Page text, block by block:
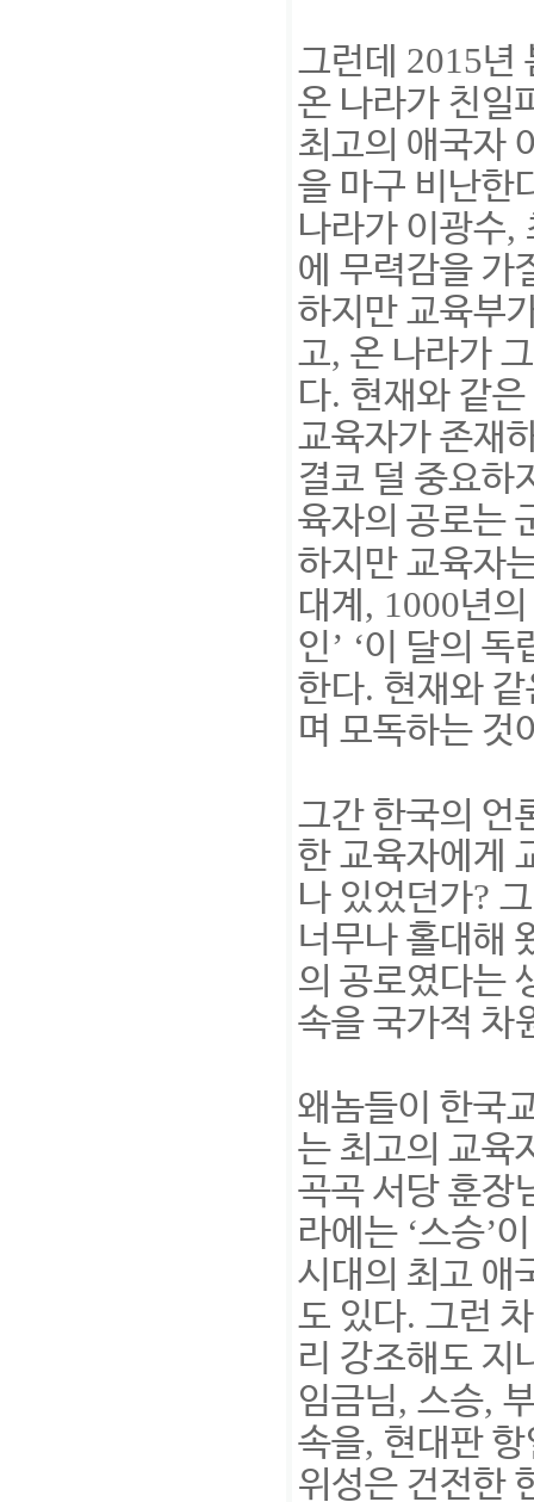
그런데 2015년
온 나라가 친일
최고의 애국자
을 마구 비난한
나라가 이광수,
에 무력감을 가
하지만 교육부
고, 온 나라가
다. 현재와 같
교육자가 존재
결코 덜 중요하
육자의 공로는
하지만 교육자
대계 , 1000년
인’ ‘이 달의 독
한다. 현재와
며 모독하는 것
그간 한국의 언
한 교육자에게
나 있었던가?
너무나 홀대해
의 공로였다는
속을 국가적 차
왜놈들이 한국
는 최고의 교육
곡곡 서당 훈장
라에는 ‘스승’
시대의 최고 애
도 있다. 그런
리 강조해도 지
임금님, 스승,
속을, 현대판
위성은 건전한